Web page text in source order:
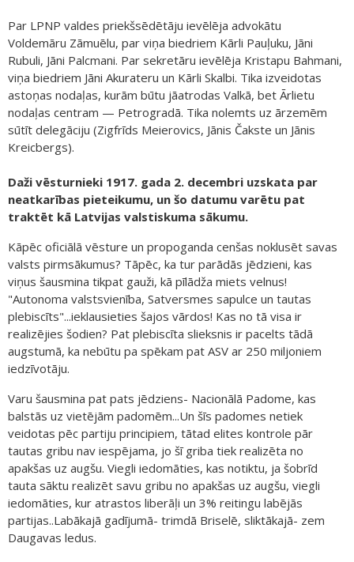
Par LPNP valdes priekšsēdētāju ievēlēja advokātu
Voldemāru Zāmuēlu, par viņa biedriem Kārli Pauļuku, Jāni
Rubuli, Jāni Palcmani. Par sekretāru ievēlēja Kristapu Bahmani,
viņa biedriem Jāni Akurateru un Kārli Skalbi. Tika izveidotas
astoņas nodaļas, kurām būtu jāatrodas Valkā, bet Ārlietu
nodaļas centram — Petrogradā. Tika nolemts uz ārzemēm
sūtīt delegāciju (Zigfrīds Meierovics, Jānis Čakste un Jānis
Kreicbergs).
Daži vēsturnieki 1917. gada 2. decembri uzskata par
neatkarības pieteikumu, un šo datumu varētu pat
traktēt kā Latvijas valstiskuma sākumu.
Kāpēc oficiālā vēsture un propoganda cenšas noklusēt savas
valsts pirmsākumus? Tāpēc, ka tur parādās jēdzieni, kas
viņus šausmina tikpat gauži, kā pīlādža miets velnus!
"Autonoma valstsvienība, Satversmes sapulce un tautas
plebiscīts"...ieklausieties šajos vārdos! Kas no tā visa ir
realizējies šodien? Pat plebiscīta slieksnis ir pacelts tādā
augstumā, ka nebūtu pa spēkam pat ASV ar 250 miljoniem
iedzīvotāju.
Varu šausmina pat pats jēdziens- Nacionālā Padome, kas
balstās uz vietējām padomēm...Un šīs padomes netiek
veidotas pēc partiju principiem, tātad elites kontrole pār
tautas gribu nav iespējama, jo šī griba tiek realizēta no
apakšas uz augšu. Viegli iedomāties, kas notiktu, ja šobrīd
tauta sāktu realizēt savu gribu no apakšas uz augšu, viegli
iedomāties, kur atrastos liberāļi un 3% reitingu labējās
partijas..Labākajā gadījumā- trimdā Briselē, sliktākajā- zem
Daugavas ledus.